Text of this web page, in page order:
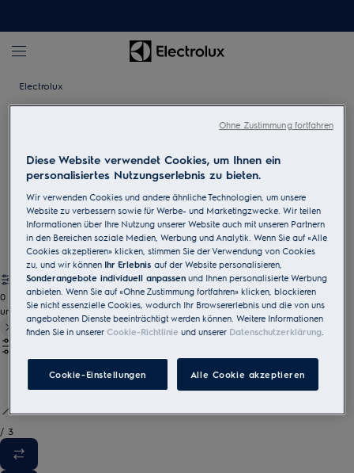
Electrolux
Lieblingsweine
unter einer Küchenarbeitsplatte. Sie sind die perfekte Ergänzung
zu unseren Küchenprodukten.
0
undefined
/ 3
Diese Website verwendet Cookies, um Ihnen ein
personalisiertes Nutzungserlebnis zu bieten.
Wir verwenden Cookies und andere ähnliche Technologien, um unsere
Website zu verbessern sowie für Werbe- und Marketingzwecke. Wir teilen
Informationen über Ihre Nutzung unserer Website auch mit unseren Partnern
in den Bereichen soziale Medien, Werbung und Analytik. Wenn Sie auf «Alle
Cookies akzeptieren» klicken, stimmen Sie der Verwendung von Cookies
zu, und wir können Ihr Erlebnisauf der Website personalisieren,
Sonderangebote individuell anpassen und Ihnen personalisierte Werbung
anbieten. Wenn Sie auf «Ohne Zustimmung fortfahren» klicken, blockieren
Sie nicht essenzielle Cookies, wodurch Ihr Browsererlebnis und die von uns
angebotenen Dienste beeinträchtigt werden können. Weitere Informationen
finden Sie in unsererCookie-Richtlinie und unserer Datenschutzerklärung.
Cookie-Einstellungen Alle Cookie akzeptieren
Ohne Zustimmung fortfahren